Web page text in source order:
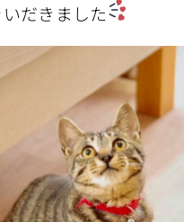
だきました